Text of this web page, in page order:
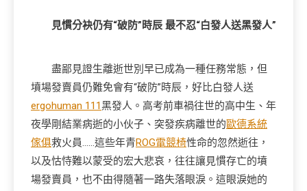
見慣分袂仍有“破防”時辰 最不忍“白發人送黑發人”
盡鄙見證生離逝世別早已成為一種任務常態，但
墳場發賣員仍難免會有“破防”時辰，好比白發人送
ergohuman 111黑發人。高考前車禍往世的高中生、年
夜學剛結業病逝的小伙子、突發疾病離世的歐德系統
傢俱救火員……這些年青ROG電競椅性命的忽然逝往，
以及怙恃難以蒙受的宏大悲哀，往往讓見慣存亡的墳
場發賣員，也不由得隨著一路失落眼淚。這眼淚她的